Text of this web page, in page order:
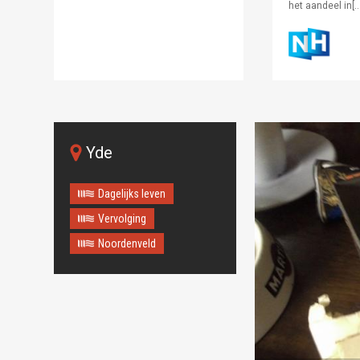
het aandeel
Yde
Dagelijks leven
Vervolging
Noordenveld